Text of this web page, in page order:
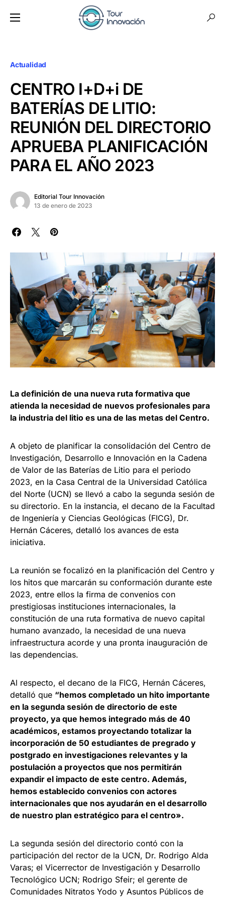
Actualidad
CENTRO I+D+i DE
BATERÍAS DE LITIO:
REUNIÓN DEL DIRECTORIO
APRUEBA PLANIFICACIÓN
PARA EL AÑO 2023
Editorial Tour Innovación
13 de enero de 2023
La definición de una nueva ruta formativa que
atienda la necesidad de nuevos profesionales para
la industria del litio es una de las metas del Centro.
A objeto de planificar la consolidación del Centro de
Investigación, Desarrollo e Innovación en la Cadena
de Valor de las Baterías de Litio para el periodo
2023, en la Casa Central de la Universidad Católica
del Norte (UCN) se llevó a cabo la segunda sesión de
su directorio. En la instancia, el decano de la Facultad
de Ingeniería y Ciencias Geológicas (FICG), Dr.
Hernán Cáceres, detalló los avances de esta
iniciativa.
La reunión se focalizó en la planificación del Centro y
los hitos que marcarán su conformación durante este
2023, entre ellos la firma de convenios con
prestigiosas instituciones internacionales, la
constitución de una ruta formativa de nuevo capital
humano avanzado, la necesidad de una nueva
infraestructura acorde y una pronta inauguración de
las dependencias.
Al respecto, el decano de la FICG, Hernán Cáceres,
detalló que “hemos completado un hito importante
en la segunda sesión de directorio de este
proyecto, ya que hemos integrado más de 40
académicos, estamos proyectando totalizar la
incorporación de 50 estudiantes de pregrado y
postgrado en investigaciones relevantes y la
postulación a proyectos que nos permitirán
expandir el impacto de este centro. Además,
hemos establecido convenios con actores
internacionales que nos ayudarán en el desarrollo
de nuestro plan estratégico para el centro».
La segunda sesión del directorio contó con la
participación del rector de la UCN, Dr. Rodrigo Alda
Varas; el Vicerrector de Investigación y Desarrollo
Tecnológico UCN; Rodrigo Sfeir; el gerente de
Comunidades Nitratos Yodo y Asuntos Públicos de